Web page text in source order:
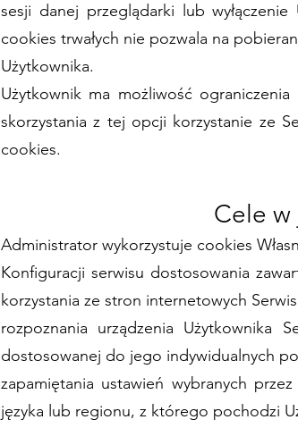
sesji danej przeglądarki lub
cookies trwałych nie pozwala na
Użytkownika.
Użytkownik ma możliwość
skorzystania z tej opcji korzystanie ze
cookies.
Cele w
Administrator wykorzystuje cookies
Konfiguracji serwisu dostosowania
korzystania ze stron internetowych
rozpoznania urządzenia Użytkownika
dostosowanej do jego indywidualnych
zapamiętania ustawień wybranych
języka lub regionu, z którego pochodzi